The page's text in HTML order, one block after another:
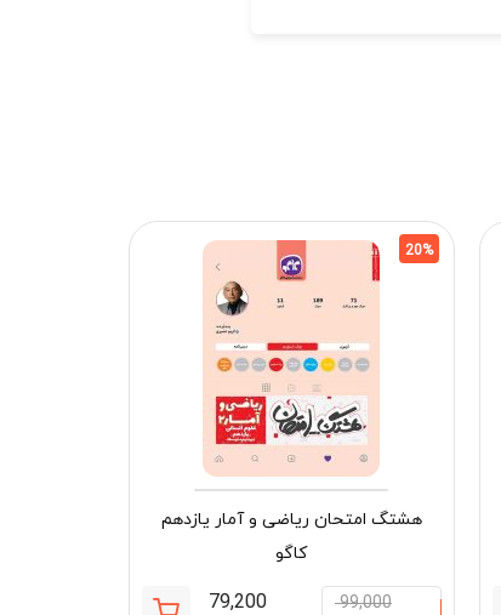
20%
هشتگ امتحان ریاضی و آمار یازدهم
کاگو
99,000
79,200